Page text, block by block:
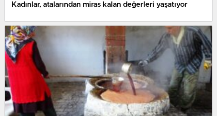
Kadınlar, atalarından miras kalan değerleri yaşatıyor